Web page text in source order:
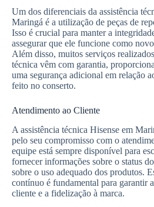
Um dos diferenciais da assistência
Maringá é a utilização de peças de
Isso é crucial para manter a
assegurar que ele funcione como
Além disso, muitos serviços
técnica vêm com garantia,
uma segurança adicional em relação
feito no conserto.
Atendimento ao Cliente
A assistência técnica Hisense em
pelo seu compromisso com o
equipe está sempre disponível para
fornecer informações sobre o status
sobre o uso adequado dos produtos.
contínuo é fundamental para garantir
cliente e a fidelização à marca.